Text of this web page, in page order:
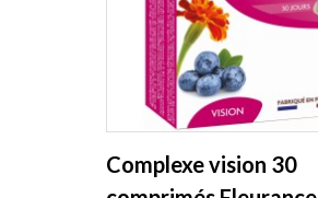
Complexe vision 30